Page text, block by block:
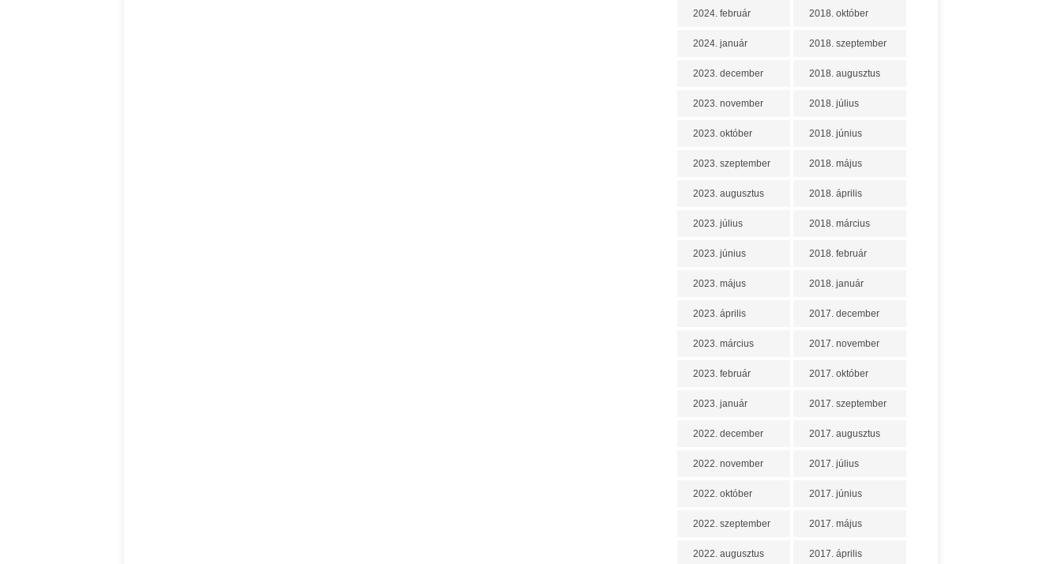
2024. február
2024. január
2023. december
2023. november
2023. október
2023. szeptember
2023. augusztus
2023. július
2023. június
2023. május
2023. április
2023. március
2023. február
2023. január
2022. december
2022. november
2022. október
2022. szeptember
2022. augusztus
2018. október
2018. szeptember
2018. augusztus
2018. július
2018. június
2018. május
2018. április
2018. március
2018. február
2018. január
2017. december
2017. november
2017. október
2017. szeptember
2017. augusztus
2017. július
2017. június
2017. május
2017. április